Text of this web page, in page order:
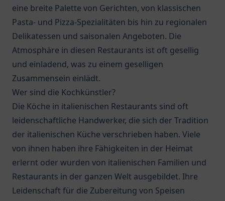
eine breite Palette von Gerichten, von klassischen
Pasta- und Pizza-Spezialitäten bis hin zu regionalen
Delikatessen und saisonalen Angeboten. Die
Atmosphäre in diesen Restaurants ist oft gesellig
und einladend, was zu einem geselligen
Zusammensein einlädt.
Wer sind die Kochkünstler?
Die Köche in italienischen Restaurants sind oft
leidenschaftliche Handwerker, die sich der Tradition
der italienischen Küche verschrieben haben. Viele
von ihnen haben ihre Fähigkeiten in der Heimat
erlernt oder wurden von italienischen Familien und
Restaurants in der ganzen Welt ausgebildet. Ihre
Leidenschaft für die Zubereitung von Speisen